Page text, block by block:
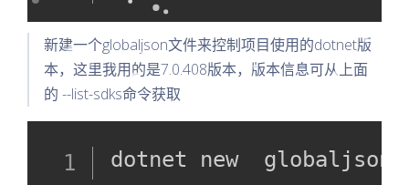
新建一个globaljson文件来控制项目使用的dotnet版
本，这里我用的是7.0.408版本，版本信息可从上面
的 --list-sdks命令获取
dotnet new